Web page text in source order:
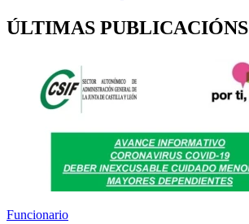
ÚLTIMAS PUBLICACIÓNS
Funcionario